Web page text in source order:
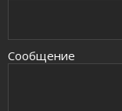
Сообщение